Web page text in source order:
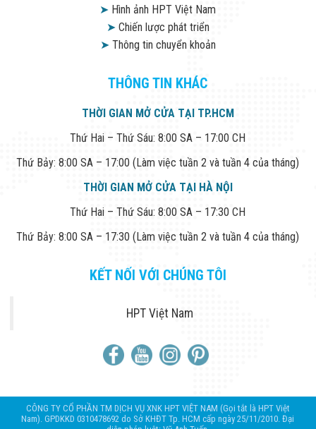
➤ Hình ảnh HPT Việt Nam
➤Chiến lược phát triển
➤Thông tin chuyển khoản
THÔNG TIN KHÁC
THỜI GIAN MỞ CỬA TẠI TP.HCM
Thứ Hai – Thứ Sáu: 8:00 SA – 17:00 CH
Thứ Bảy: 8:00 SA – 17:00 (Làm việc tuần 2 và tuần 4 của tháng)
THỜI GIAN MỞ CỬA TẠI HÀ NỘI
Thứ Hai – Thứ Sáu: 8:00 SA – 17:30 CH
Thứ Bảy: 8:00 SA – 17:30 (Làm việc tuần 2 và tuần 4 của tháng)
KẾT NỐI VỚI CHÚNG TÔI
HPT Việt Nam
CÔNG TY CỔ PHẦN TM DỊCH VỤ XNK HPT VIỆT NAM (Gọi tắt là HPT Việt
Nam). GPDKKD 0310478692 do Sở KHĐT Tp. HCM cấp ngày 25/11/2010. Đại